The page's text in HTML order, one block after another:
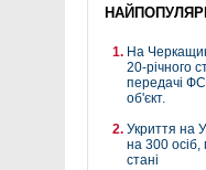
На
20-річного
передачі
об'єкт.
Укриття на
на 300
стані